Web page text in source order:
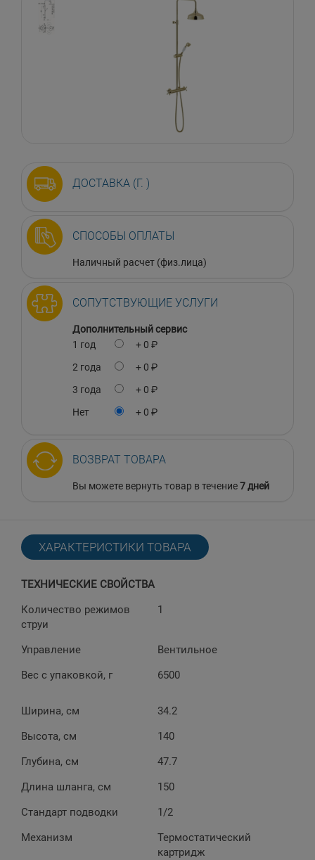
ДОСТАВКА (Г. )
СПОСОБЫ ОПЛАТЫ
Наличный расчет (физ.лица)
СОПУТСТВУЮЩИЕ УСЛУГИ
Дополнительный сервис
1 год
+ 0 ₽
2 года
+ 0 ₽
3 года
+ 0 ₽
Нет
+ 0 ₽
ВОЗВРАТ ТОВАРА
Вы можете вернуть товар в течение7 дней
ХАРАКТЕРИСТИКИ ТОВАРА
ТЕХНИЧЕСКИЕ СВОЙСТВА
Количество режимов
струи
1
Управление
Вентильное
Вес с упаковкой, г
6500
Ширина, см
34.2
Высота, см
140
Глубина, см
47.7
Длина шланга, см
150
Стандарт подводки
1/2
Механизм
Термостатический
картридж